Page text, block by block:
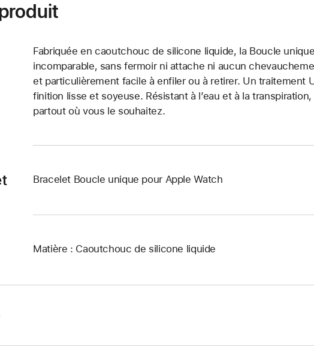
Fabriquée en caoutchouc de silicone liquide, la Boucle
incomparable, sans fermoir ni attache ni aucun
et particulièrement facile à enfiler ou à retirer. Un traitement
finition lisse et soyeuse. Résistant à l’eau et à la
partout où vous le souhaitez.
Bracelet Boucle unique pour Apple Watch
Matière : Caoutchouc de silicone liquide